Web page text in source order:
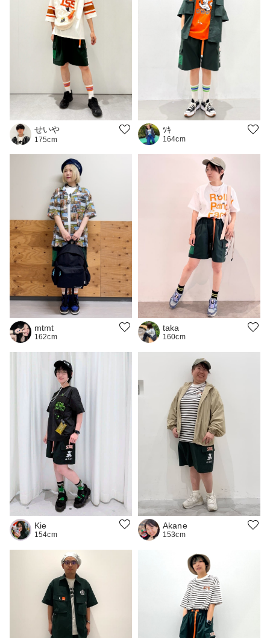
せいや
175cm
ﾂｷ
164cm
mtmt
162cm
taka
160cm
Kie
154cm
Akane
153cm